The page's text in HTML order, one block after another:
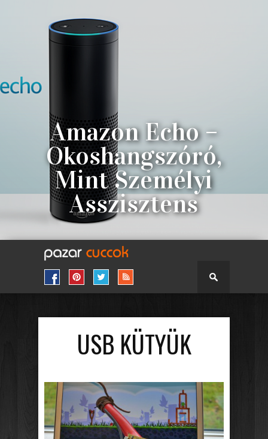
Amazon Echo –
Okoshangszóró,
Mint Személyi
Asszisztens
USB KÜTYÜK